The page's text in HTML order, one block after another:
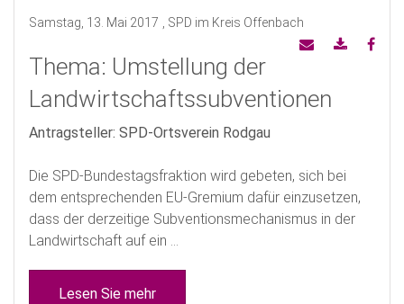
Samstag, 13. Mai 2017 , SPD im Kreis Offenbach
Thema: Umstellung der
Landwirtschaftssubventionen
Antragsteller: SPD-Ortsverein Rodgau
Die SPD-Bundestagsfraktion wird gebeten, sich bei
dem entsprechenden EU-Gremium dafür einzusetzen,
dass der derzeitige Subventionsmechanismus in der
Landwirtschaft auf ein ...
Lesen Sie mehr